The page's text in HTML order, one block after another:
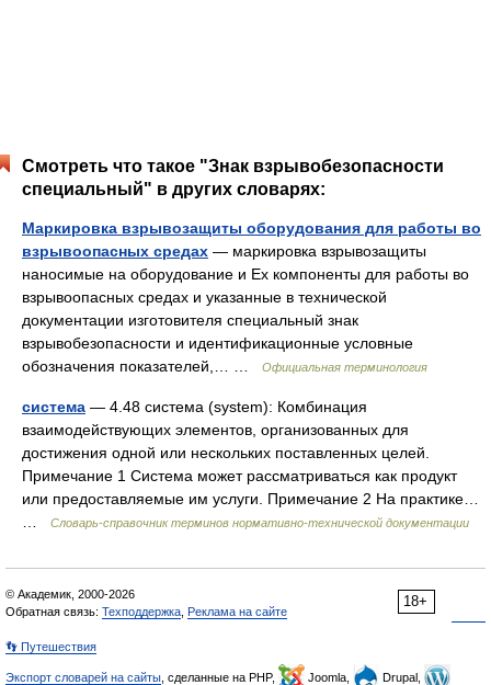
Смотреть что такое "Знак взрывобезопасности
специальный" в других словарях:
Маркировка взрывозащиты оборудования для работы во
взрывоопасных средах — маркировка взрывозащиты
наносимые на оборудование и Ex компоненты для работы во
взрывоопасных средах и указанные в технической
документации изготовителя специальный знак
взрывобезопасности и идентификационные условные
обозначения показателей,… …
Официальная терминология
система — 4.48 система (system): Комбинация
взаимодействующих элементов, организованных для
достижения одной или нескольких поставленных целей.
Примечание 1 Система может рассматриваться как продукт
или предоставляемые им услуги. Примечание 2 На практике…
Словарь-справочник терминов нормативно-технической документации
18+
© Академик, 2000-2026
Обратная связь: Техподдержка Реклама на сайте
👣 Путешествия
Экспорт словарей на сайты , сделанные на PHP, Joomla,
Drupal,